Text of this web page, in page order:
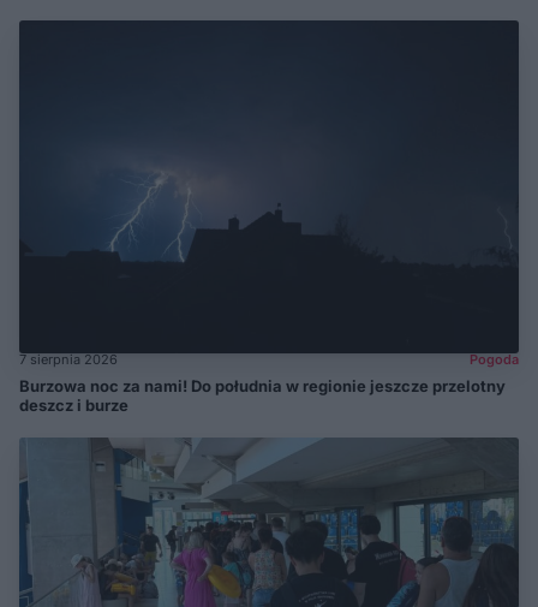
7 sierpnia 2026 Pogoda
Burzowa noc za nami! Do południa w regionie jeszcze przelotny
deszcz i burze